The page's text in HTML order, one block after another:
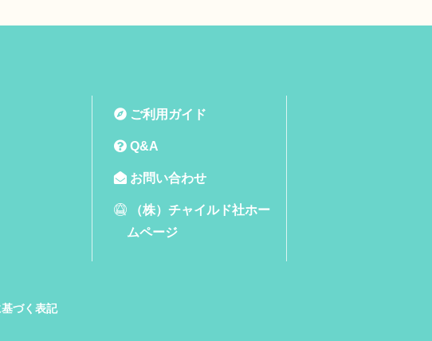
ご利用ガイド
Q&A
お問い合わせ
（株）チャイルド社ホー
ムページ
づく表記